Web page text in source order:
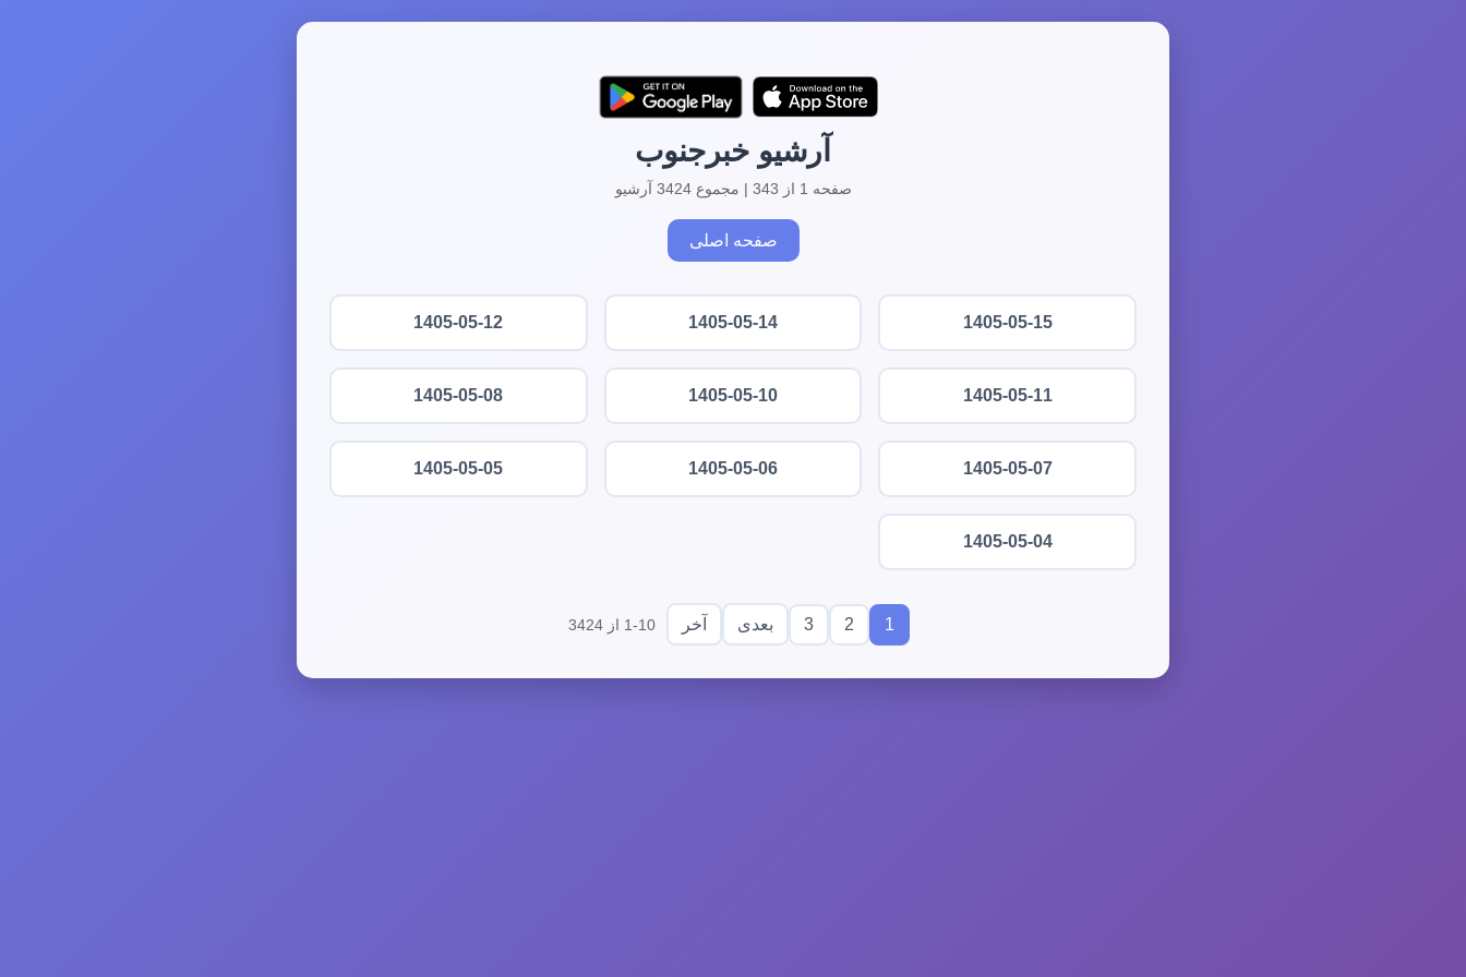
آرشیو خبرجنوب
صفحه 1 از 343 | مجموع 3424 آرشیو
صفحه اصلی
1405-05-15
1405-05-14
1405-05-12
1405-05-11
1405-05-10
1405-05-08
1405-05-07
1405-05-06
1405-05-05
1405-05-04
1
2
3 بعدی آخر 1-10 از 3424